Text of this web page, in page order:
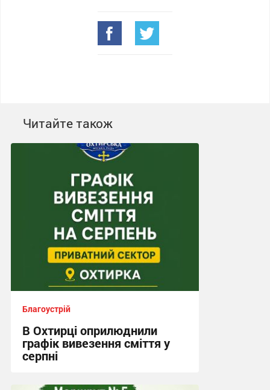
Читайте також
Благоустрій
В Охтирці оприлюднили
графік вивезення сміття у
серпні